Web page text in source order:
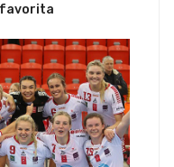
favorita